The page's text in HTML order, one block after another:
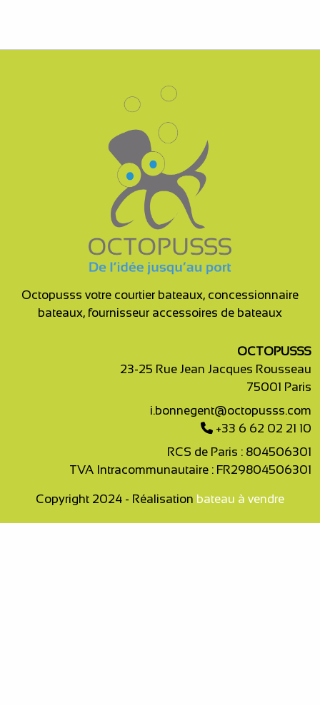
Octopusss votre courtier bateaux, concessionnaire
bateaux, fournisseur accessoires de bateaux
OCTOPUSSS
23-25 Rue Jean Jacques Rousseau
75001 Paris
i.bonnegent@octopusss.com
+33 6 62 02 21 10
RCS de Paris : 804506301
TVA Intracommunautaire : FR29804506301
Copyright 2024 - Réalisation bateau à vendre